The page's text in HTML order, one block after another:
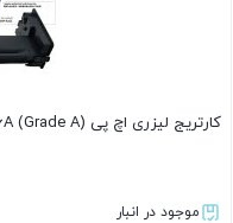
کارتریج لیزری اچ پی HP 56A (Grade A)
موجود در انبار